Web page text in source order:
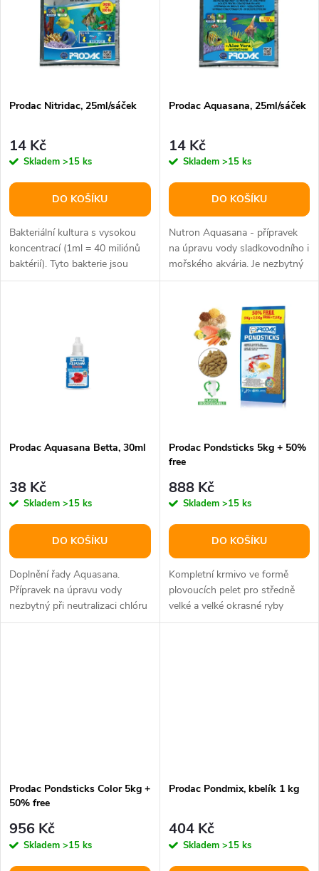
p
r
o
d
u
s
p
r
o
d
u
Prodac Nitridac, 25ml/sáček
14 Kč
Skladem >15 ks
DO KOŠÍKU
Bakteriální kultura s vysokou
koncentrací (1ml = 40 miliónů
baktérií). Tyto bakterie jsou
vybrány pro jejich...
Prodac Aquasana, 25ml/sáček
14 Kč
Skladem >15 ks
DO KOŠÍKU
Nutron Aquasana - přípravek
na úpravu vody sladkovodního i
mořského akvária. Je nezbytný
při neutralizaci chlóru z...
Prodac Aquasana Betta, 30ml
38 Kč
Skladem >15 ks
DO KOŠÍKU
Doplnění řady Aquasana.
Přípravek na úpravu vody
nezbytný při neutralizaci chlóru
a chloraminů z vody dodávané
Prodac Pondsticks 5kg + 50%
free
888 Kč
Skladem >15 ks
DO KOŠÍKU
Kompletní krmivo ve formě
plovoucích pelet pro středně
velké a velké okrasné ryby
(barevné pelety)Použití: Krmte
Prodac Pondsticks Color 5kg +
50% free
956 Kč
Skladem >15 ks
Prodac Pondmix, kbelík 1 kg
404 Kč
Skladem >15 ks